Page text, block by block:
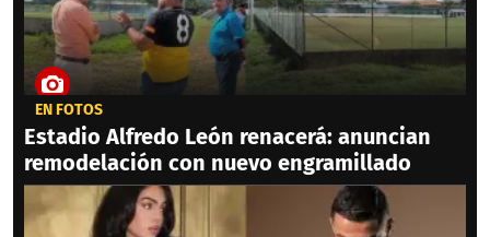
EN FOTOS
Estadio Alfredo León renacerá: anuncian
remodelación con nuevo engramillado